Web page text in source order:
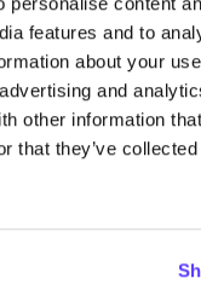
features and to
about your
and
other information
that they’ve
Map